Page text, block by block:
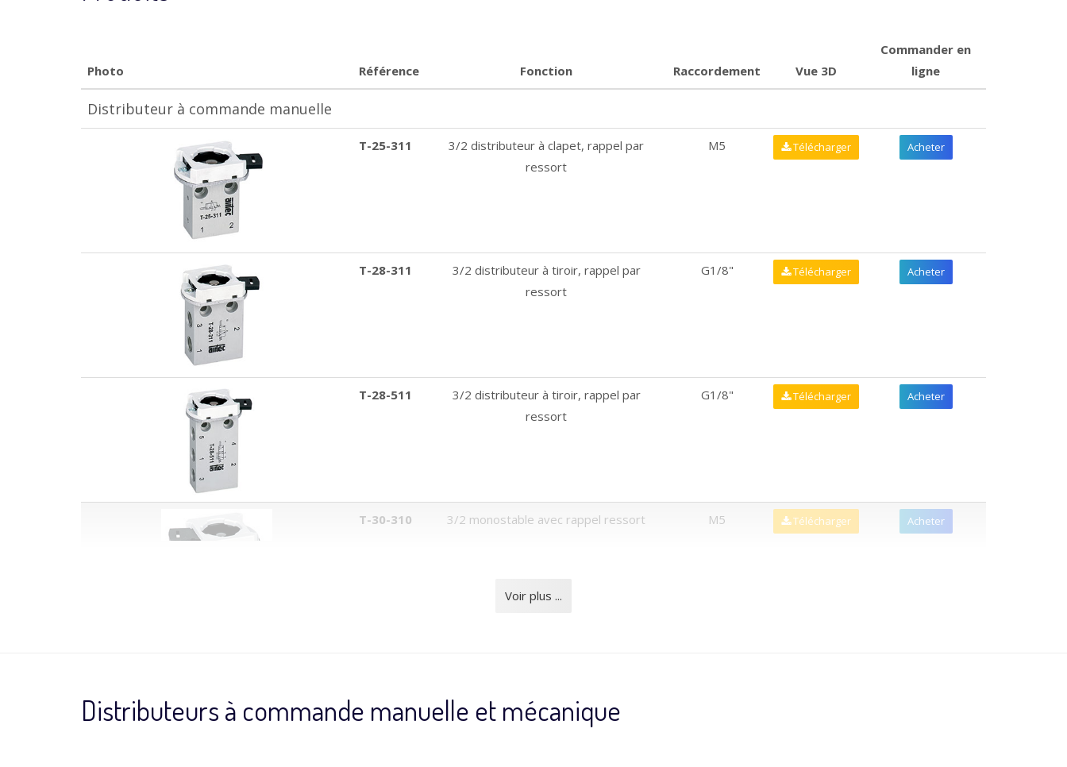
Photo Référence Fonction Raccordement Vue 3D
Commander en
ligne
Distributeur à commande manuelle
T-25-311
3/2 distributeur à clapet, rappel par
ressort
M5 Télécharger Acheter
T-28-311
3/2 distributeur à tiroir, rappel par
ressort
G1/8" Télécharger Acheter
T-28-511
3/2 distributeur à tiroir, rappel par
ressort
G1/8" Télécharger Acheter
T-30-310 3/2 monostable avec rappel ressort M5 Télécharger Acheter
Voir plus ...
Distributeurs à commande manuelle et mécanique